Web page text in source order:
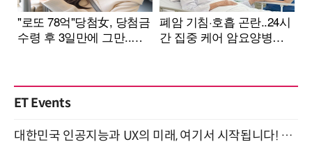
ET Events
대한민국 인공지능과 UX의 미래, 여기서 시작됩니다! UX Korea 2026 - Fall 9월 2일 개최